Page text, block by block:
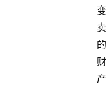
变
卖
的
财
产